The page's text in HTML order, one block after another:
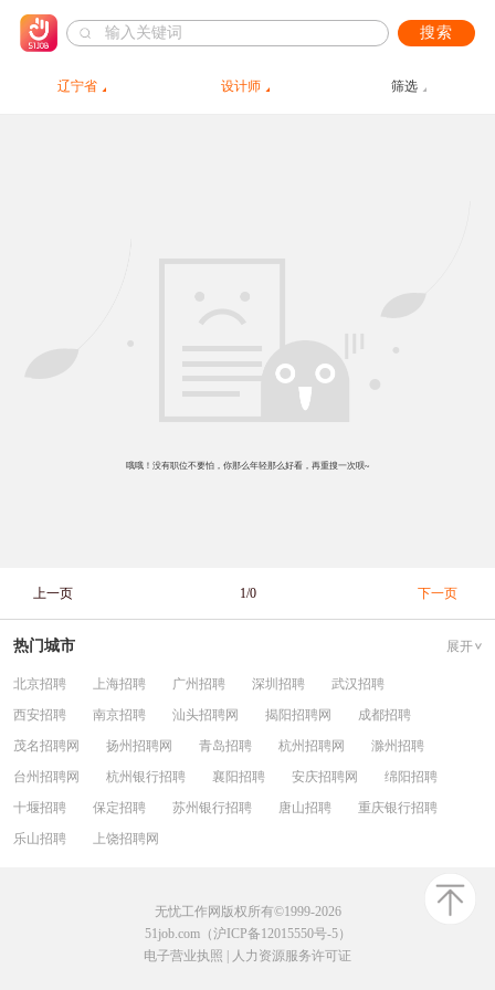
搜索
辽宁省 设计师 筛选
哦哦！没有职位不要怕，你那么年轻那么好看，再重搜一次呗~
上一页 1/0 下一页
热门城市 展开
北京招聘 上海招聘 广州招聘 深圳招聘
武汉招聘
西安招聘
南京招聘 汕头招聘网 揭阳招聘网
成都招聘
茂名招聘网
扬州招聘网 青岛招聘 杭州招聘网
滁州招聘
台州招聘网
杭州银行招聘 襄阳招聘 安庆招聘网
绵阳招聘
十堰招聘
保定招聘 苏州银行招聘 唐山招聘
重庆银行招聘
乐山招聘
上饶招聘网
无忧工作网版权所有©1999-2026
51job.com（沪ICP备12015550号-5）
电子营业执照
人力资源服务许可证